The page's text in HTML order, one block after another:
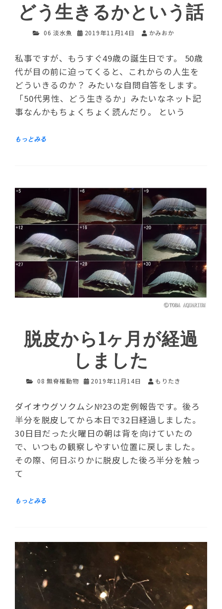
どう生きるかという話
06 淡水魚 2019年11月14日 かみおか
私事ですが、もうすぐ49歳の誕生日です。 50歳
代が目の前に迫ってくると、これからの人生を
どういきるのか？ みたいな自問自答をします。
「50代男性、どう生きるか」みたいなネット記
事なんかもちょくちょく読んだり。 という
脱皮から1ヶ月が経過
しました
08 無脊椎動物 2019年11月14日 もりたき
ダイオウグソクムシ№23の定例報告です。後ろ
半分を脱皮してから本日で32日経過しました。
30日目だった火曜日の朝は背を向けていたの
で、いつもの観察しやすい位置に戻しました。
その際、何日ぶりかに脱皮した後ろ半分を触っ
て